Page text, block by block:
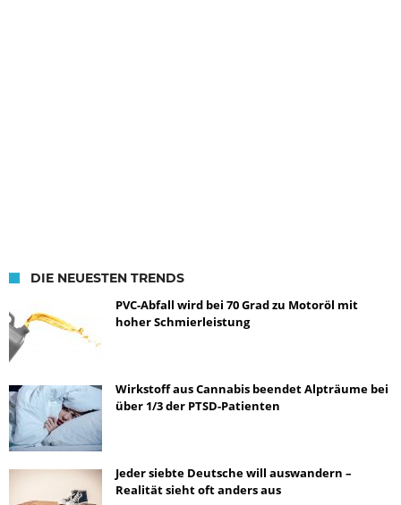
DIE NEUESTEN TRENDS
PVC-Abfall wird bei 70 Grad zu Motoröl mit
hoher Schmierleistung
Wirkstoff aus Cannabis beendet Alpträume bei
über 1/3 der PTSD-Patienten
Jeder siebte Deutsche will auswandern –
Realität sieht oft anders aus